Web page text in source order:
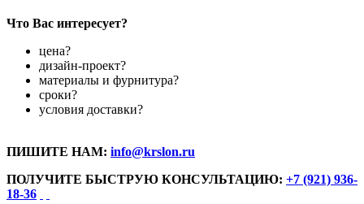
Что Вас интересует?
цена?
дизайн-проект?
материалы и фурнитура?
сроки?
условия доставки?
ПИШИТЕ НАМ: info@krslon.ru
ПОЛУЧИТЕ БЫСТРУЮ КОНСУЛЬТАЦИЮ: +7 (921) 936-
18-36